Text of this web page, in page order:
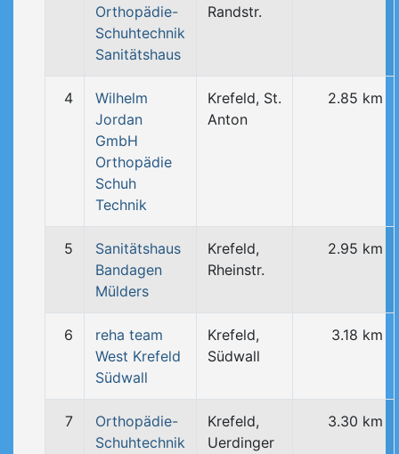
Orthopädie-
Schuhtechnik
Sanitätshaus
Randstr.
4
Wilhelm
Jordan
GmbH
Orthopädie
Schuh
Technik
Krefeld, St.
Anton
2.85 km
5
Sanitätshaus
Bandagen
Mülders
Krefeld,
Rheinstr.
2.95 km
6
reha team
West Krefeld
Südwall
Krefeld,
Südwall
3.18 km
7
Orthopädie-
Schuhtechnik
Krefeld,
Uerdinger
3.30 km